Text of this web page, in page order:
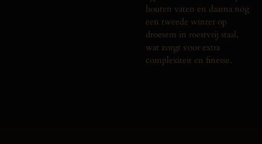
houten vaten en daarna nog
een tweede winter op
droesem in roestvrij staal,
wat zorgt voor extra
complexiteit en finesse.